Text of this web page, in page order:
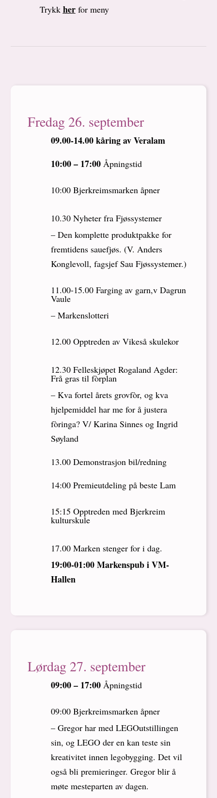
Trykk herfor meny
Fredag 26. september
09.00-14.00 kåring av Veralam
10:00 – 17:00Åpningstid
10:00 Bjerkreimsmarken åpner
10.30 Nyheter fra Fjøssystemer
– Den komplette produktpakke for
fremtidens sauefjøs. (V. Anders
Konglevoll, fagsjef Sau Fjøssystemer.)
11.00-15.00 Farging av garn,v Dagrun
Vaule
– Markenslotteri
12.00 Opptreden av Vikeså skulekor
12.30 Felleskjøpet Rogaland Agder:
Frå gras til fòrplan
– Kva fortel årets grovfòr, og kva
hjelpemiddel har me for å justera
fòringa? V/ Karina Sinnes og Ingrid
Søyland
13.00 Demonstrasjon bil/redning
14:00 Premieutdeling på beste Lam
15:15 Opptreden med Bjerkreim
kulturskule
17.00 Marken stenger for i dag.
19:00-01:00 Markenspub i VM-
Hallen
Lørdag 27. september
09:00 – 17:00Åpningstid
09:00 Bjerkreimsmarken åpner
– Gregor har med LEGOutstillingen
sin, og LEGO der en kan teste sin
kreativitet innen legobygging. Det vil
også bli premieringer. Gregor blir å
møte mesteparten av dagen.